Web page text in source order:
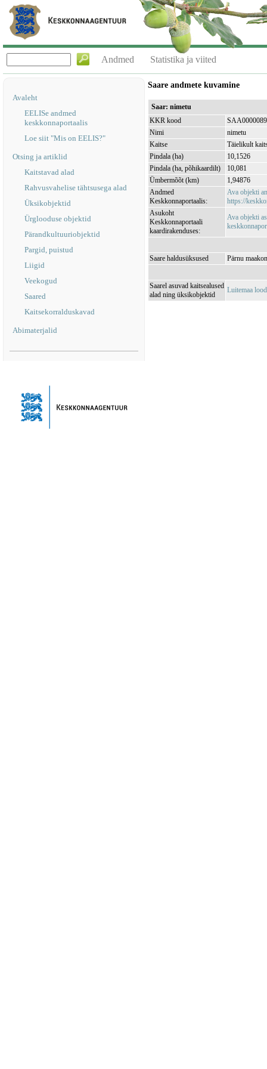
Andmed Statistika ja viited
Avaleht
EELISe andmed
keskkonnaportaalis
Loe siit "Mis on EELIS?"
Otsing ja artiklid
Kaitstavad alad
Rahvusvahelise tähtsusega alad
Üksikobjektid
Ürglooduse objektid
Pärandkultuuriobjektid
Pargid, puistud
Liigid
Veekogud
Saared
Kaitsekorralduskavad
Abimaterjalid
Saare andmete kuvamine
Saar: nimetu
KKR kood
SAA0000089
Nimi
nimetu
Kaitse
Täielikult
Pindala (ha)
10,1526
Pindala (ha, põhikaardilt)
10,081
Ümbermõõt (km)
1,94876
Andmed
Keskkonnaportaalis:
Ava objekti
https://
Asukoht
Keskkonnaportaali
kaardirakenduses:
Ava objekti
Saare haldusüksused Pärnu
Saarel asuvad kaitsealused
alad ning üksikobjektid
Luitemaa